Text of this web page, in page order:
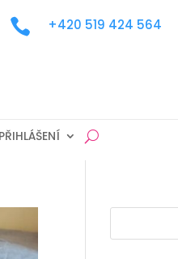
 +420 519 424 564
PŘIHLÁŠENÍ